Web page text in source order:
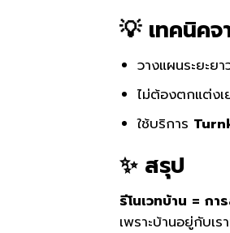
💡 เทคนิค
วางแผนระยะยา
ไม่ต้องตกแต่งเ
ใช้บริการ
✨ สรุป
รีโนเวทบ้าน = ก
เพราะบ้านอยู่กับเ